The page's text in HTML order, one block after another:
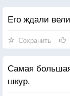
Его ждали
Сохранить
Самая
шкур.